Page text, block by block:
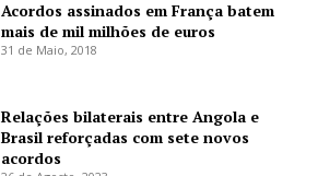
Acordos assinados em França batem
mais de mil milhões de euros
31 de Maio, 2018
Relações bilaterais entre Angola e
Brasil reforçadas com sete novos
acordos